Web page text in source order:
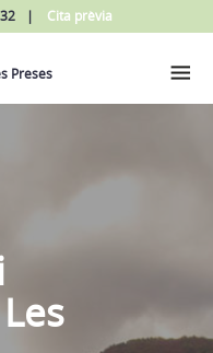
Cita prèvia
Preses